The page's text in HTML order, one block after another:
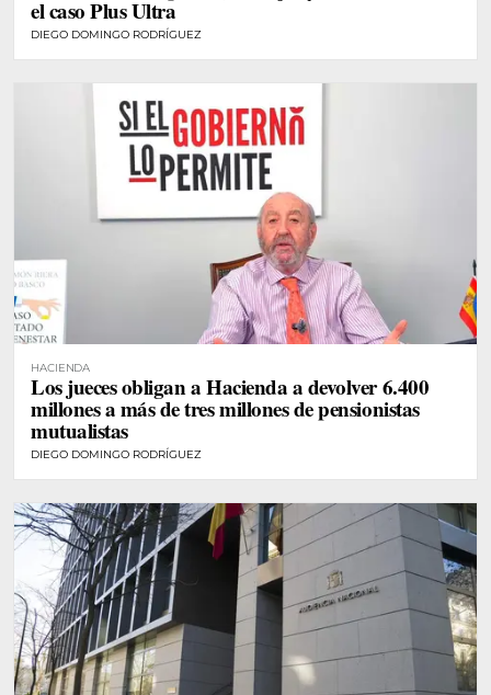
el caso Plus Ultra
DIEGO DOMINGO RODRÍGUEZ
HACIENDA
Los jueces obligan a Hacienda a devolver 6.400
millones a más de tres millones de pensionistas
mutualistas
DIEGO DOMINGO RODRÍGUEZ